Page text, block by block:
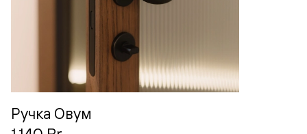
Ручка Овум